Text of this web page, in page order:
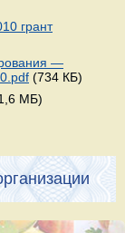
грант
—
(734 КБ)
МБ)